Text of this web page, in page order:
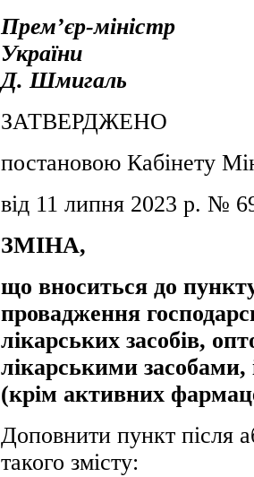
Прем’єр-міністр
України
Д. Шмигаль
ЗАТВЕРДЖЕНО
постановою Кабінету
від 11 липня 2023 р. №
ЗМІНА,
що вноситься до
провадження
лікарських засобів,
лікарськими засобами,
(крім активних
Доповнити пункт після
такого змісту: